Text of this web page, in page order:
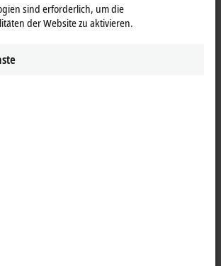
sind erforderlich, um die
der Website zu aktivieren.